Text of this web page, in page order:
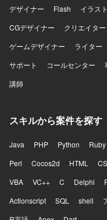
デザイナー
Flash イラス
CGデザイナー
クリエイター
ゲームデザイナー
ライター
サポート
コールセンター
講師
スキルから案件を探す
Java PHP Python Ruby
Perl
Cocos2d HTML
VBA
VC++ C Delphi
Actionscript
SQL shell